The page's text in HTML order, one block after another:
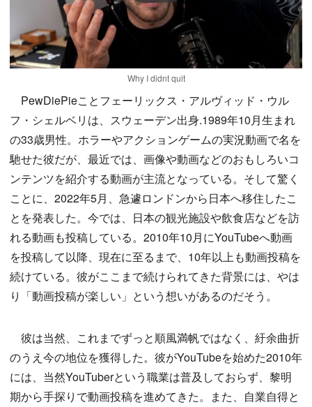
Why I didnt quit
PewDiePieことフェーリックス・アルヴィッド・ウル
フ・シェルベリは、スウェーデン出身.1989年10月生まれ
の33歳男性。ホラーやアクションゲームの実況動画で名を
馳せた彼だが、最近では、画像や動画などのおもしろいコ
ンテンツを紹介する動画が主流となっている。そして驚く
ことに、2022年5月、急遽ロンドンから日本へ移住したこ
とを発表した。今では、日本の観光施設や飲食店などを訪
れる動画も投稿している。2010年10月にYouTubeへ動画
を投稿して以降、現在に至るまで、10年以上も動画投稿を
続けている。彼がここまで続けられてきた背景には、やは
り「動画投稿が楽しい」という想いがあるのだそう。
彼は当然、これまでずっと順風満帆ではなく、紆余曲折
のうえ今の地位を獲得した。彼がYouTubeを始めた2010年
には、当然YouTuberという職業は普及しておらず、黎明
期から手探りで動画投稿を進めてきた。また、自業自得と